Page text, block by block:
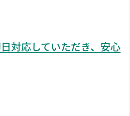
対応していただき、安心